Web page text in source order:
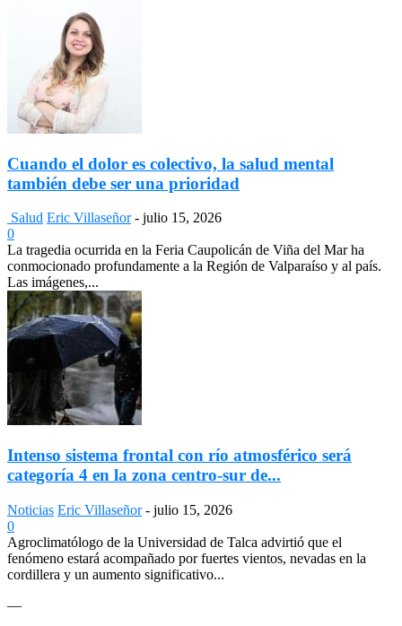
Cuando el dolor es colectivo, la salud mental
también debe ser una prioridad
Salud Eric Villaseñor - julio 15, 2026
0
La tragedia ocurrida en la Feria Caupolicán de Viña del Mar ha
conmocionado profundamente a la Región de Valparaíso y al país.
Las imágenes,...
Intenso sistema frontal con río atmosférico será
categoría 4 en la zona centro-sur de...
Noticias Eric Villaseñor - julio 15, 2026
0
Agroclimatólogo de la Universidad de Talca advirtió que el
fenómeno estará acompañado por fuertes vientos, nevadas en la
cordillera y un aumento significativo...
—